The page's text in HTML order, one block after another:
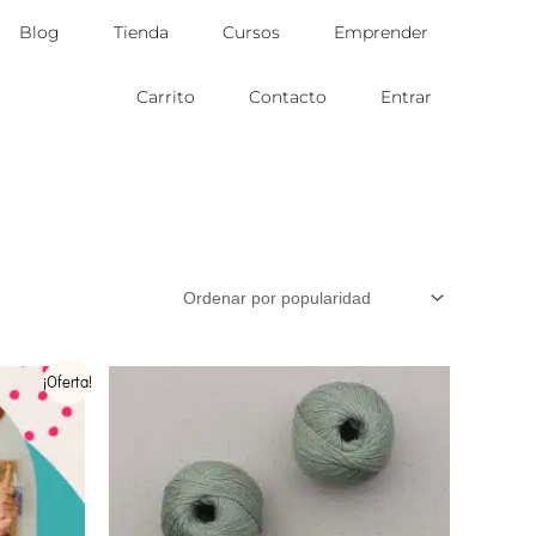
Blog Tienda Cursos Emprender
Carrito Contacto Entrar
¡Oferta!
Este
producto
tiene
múltiples